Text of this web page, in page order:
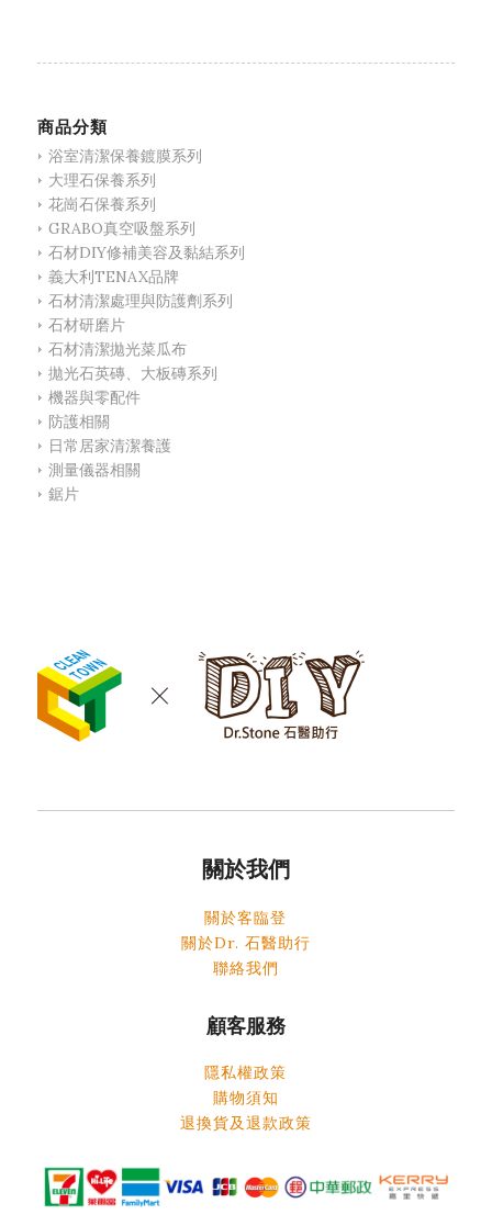
商品分類
浴室清潔保養鍍膜系列
大理石保養系列
花崗石保養系列
GRABO真空吸盤系列
石材DIY修補美容及黏結系列
義大利TENAX品牌
石材清潔處理與防護劑系列
石材研磨片
石材清潔拋光菜瓜布
拋光石英磚、大板磚系列
機器與零配件
防護相關
日常居家清潔養護
測量儀器相關
鋸片
關於我們
關於客臨登
關於Dr. 石醫助行
聯絡我們
顧客服務
隱私權政策
購物須知
退換貨及退款政策